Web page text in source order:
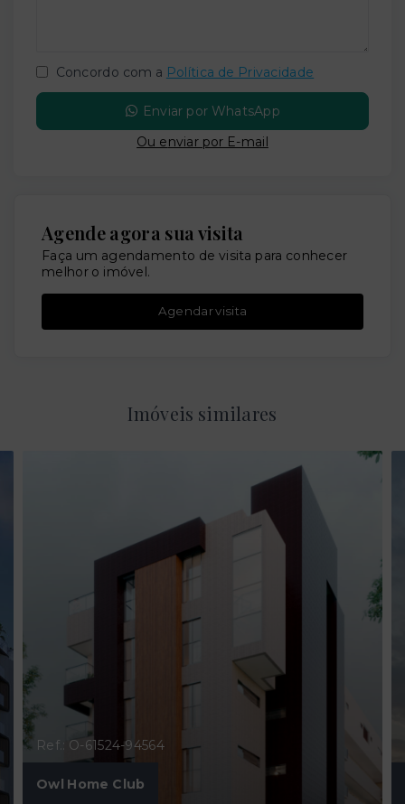
Concordo com a Política de Privacidade
Enviar por WhatsApp
Ou enviar por E-mail
Agende agora sua visita
Faça um agendamento de visita para conhecer
melhor o imóvel.
Agendar visita
Imóveis similares
Ref.: O-61524-94564
Owl Home Club